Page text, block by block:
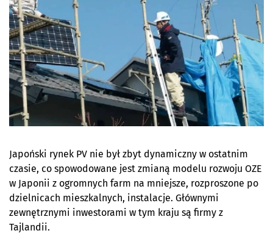
Japoński rynek PV nie był zbyt dynamiczny w ostatnim
czasie, co spowodowane jest zmianą modelu rozwoju OZE
w Japonii z ogromnych farm na mniejsze, rozproszone po
dzielnicach mieszkalnych, instalacje. Głównymi
zewnętrznymi inwestorami w tym kraju są firmy z
Tajlandii.